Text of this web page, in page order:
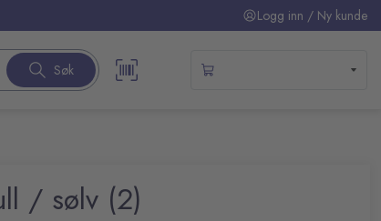
Logg inn / Ny kunde
Søk
/ sølv (2)